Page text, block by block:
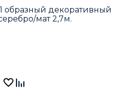
декоративный
мат 2,7м.